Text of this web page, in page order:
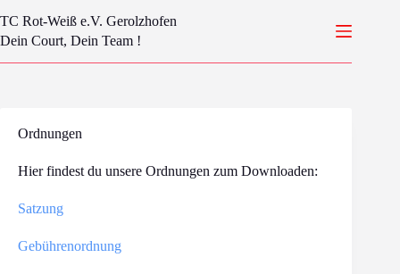
Inhalt
springen
TC Rot-Weiß e.V. Gerolzhofen
Dein Court, Dein Team !
Ordnungen
Hier findest du unsere Ordnungen zum Downloaden:
Satzung
Gebührenordnung